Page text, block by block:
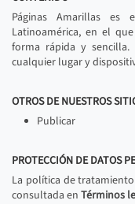
Páginas Amarillas es
Latinoamérica, en el
forma rápida y sencilla.
cualquier lugar y
OTROS DE NUESTROS
Publicar
PROTECCIÓN DE DATOS
La política de
consultada en Términos